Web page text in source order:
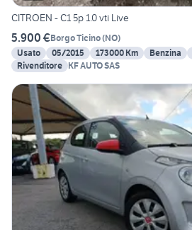
CITROEN - C1 5p 1.0 vti Live
5.900 €Borgo Ticino(NO)
Usato
05/2015 173000 Km Benzina
Rivenditore KF AUTO SAS